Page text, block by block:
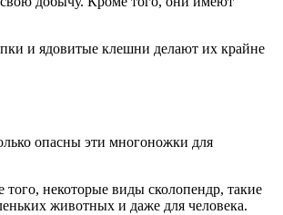
и ядовитые клешни делают их крайне
опасны эти многоножки для
некоторые виды сколопендр, такие
животных и даже для человека.